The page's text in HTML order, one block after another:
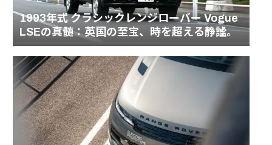
1993年式 クラシックレンジローバー Vogue
LSEの真髄：英国の至宝、時を超える静謐。